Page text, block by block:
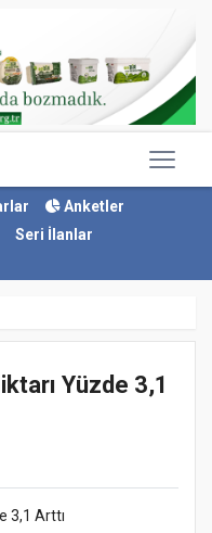
Anketler
Seri İlanlar
Yüzde 3,1